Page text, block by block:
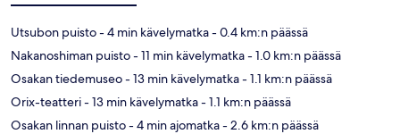
Utsubon puisto- 4 min kävelymatka- 0.4 km:n päässä
Nakanoshiman puisto- 11 min kävelymatka- 1.0 km:n päässä
Osakan tiedemuseo- 13 min kävelymatka- 1.1 km:n päässä
Orix-teatteri- 13 min kävelymatka- 1.1 km:n päässä
Osakan linnan puisto- 4 min ajomatka- 2.6 km:n päässä